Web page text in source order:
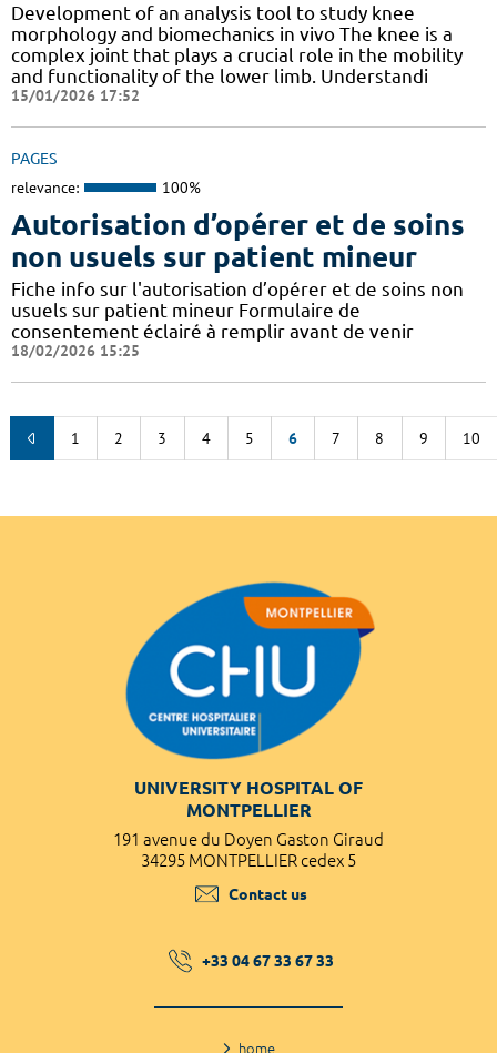
Development of an analysis tool to study knee
morphology and biomechanics in vivo The knee is a
complex joint that plays a crucial role in the mobility
and functionality of the lower limb. Understandi
15/01/2026 17:52
PAGES
relevance: 100%
Autorisation d’opérer et de soins
non usuels sur patient mineur
Fiche info sur l'autorisation d’opérer et de soins non
usuels sur patient mineur Formulaire de
consentement éclairé à remplir avant de venir
18/02/2026 15:25
1 2 3 4 5 6 7 8 9 10
UNIVERSITY HOSPITAL OF
MONTPELLIER
191 avenue du Doyen Gaston Giraud
34295 MONTPELLIER cedex 5
Contact us
+33 04 67 33 67 33
home